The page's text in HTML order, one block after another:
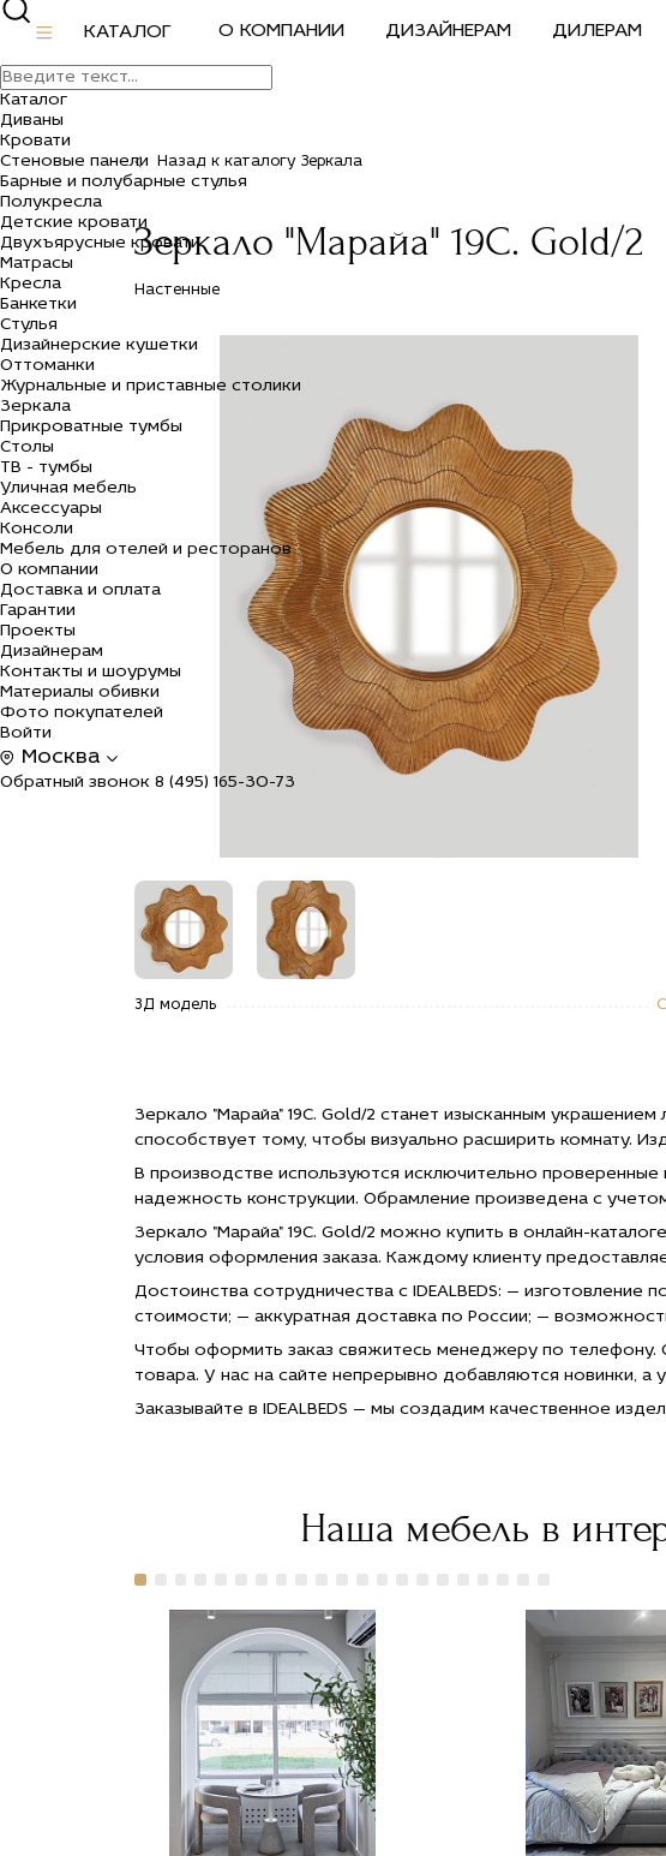
КАТАЛОГ О КОМПАНИИ ДИЗАЙНЕРАМ ДИЛЕРАМ
Каталог
Диваны
Кровати
Стеновые панели
Барные и полубарные стулья
Полукресла
Детские кровати
Двухъярусные кровати
Матрасы
Кресла
Банкетки
Стулья
Дизайнерские кушетки
Оттоманки
Журнальные и приставные столики
Зеркала
Прикроватные тумбы
Столы
ТВ - тумбы
Уличная мебель
Аксессуары
Консоли
Мебель для отелей и ресторанов
О компании
Доставка и оплата
Гарантии
Проекты
Дизайнерам
Контакты и шоурумы
Материалы обивки
Фото покупателей
Войти
Москва
Обратный звонок 8 (495) 165-30-73
Назад к каталогу Зеркала
Зеркало "Марайа" 19C. Gold/2
Настенные
Зеркало
руб."
title="Заказать
"Марайа"
19C. Gold/2
доставкой
в Москве">
руб."
title="Заказать
Зеркало
"Марайа"
19C. Gold/2
доставкой
в Москве">
3Д модель
Зеркало "Марайа" 19C. Gold/2 станет изысканным
способствует тому, чтобы визуально расширить комнату.
В производстве используются исключительно
надежность конструкции. Обрамление произведена с
Зеркало "Марайа" 19C. Gold/2 можно купить в онлайн-
условия оформления заказа. Каждому клиенту
Достоинства сотрудничества с IDEALBEDS: —
стоимости; — аккуратная доставка по России; —
Чтобы оформить заказ свяжитесь менеджеру по телефону.
товара. У нас на сайте непрерывно добавляются новинки,
Заказывайте в IDEALBEDS — мы создадим качественное
Наша мебель в